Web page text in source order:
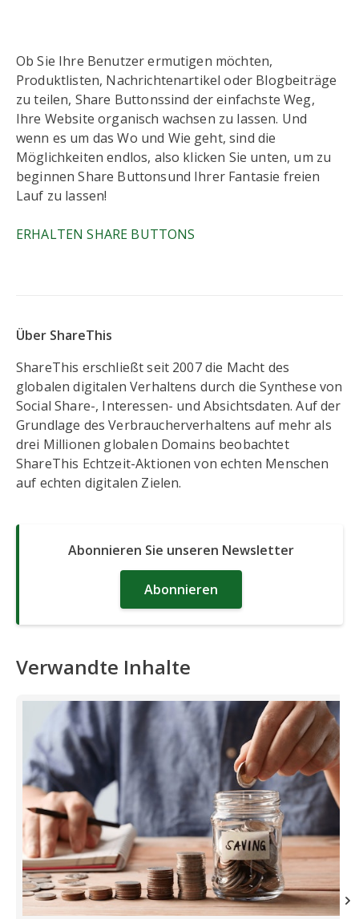
Ob Sie Ihre Benutzer ermutigen möchten,
Produktlisten, Nachrichtenartikel oder Blogbeiträge
zu teilen, Share Buttonssind der einfachste Weg,
Ihre Website organisch wachsen zu lassen. Und
wenn es um das Wo und Wie geht, sind die
Möglichkeiten endlos, also klicken Sie unten, um zu
beginnen Share Buttonsund Ihrer Fantasie freien
Lauf zu lassen!
ERHALTEN SHARE BUTTONS
Über ShareThis
ShareThis erschließt seit 2007 die Macht des
globalen digitalen Verhaltens durch die Synthese von
Social Share-, Interessen- und Absichtsdaten. Auf der
Grundlage des Verbraucherverhaltens auf mehr als
drei Millionen globalen Domains beobachtet
ShareThis Echtzeit-Aktionen von echten Menschen
auf echten digitalen Zielen.
Abonnieren Sie unseren Newsletter
Abonnieren
Verwandte Inhalte